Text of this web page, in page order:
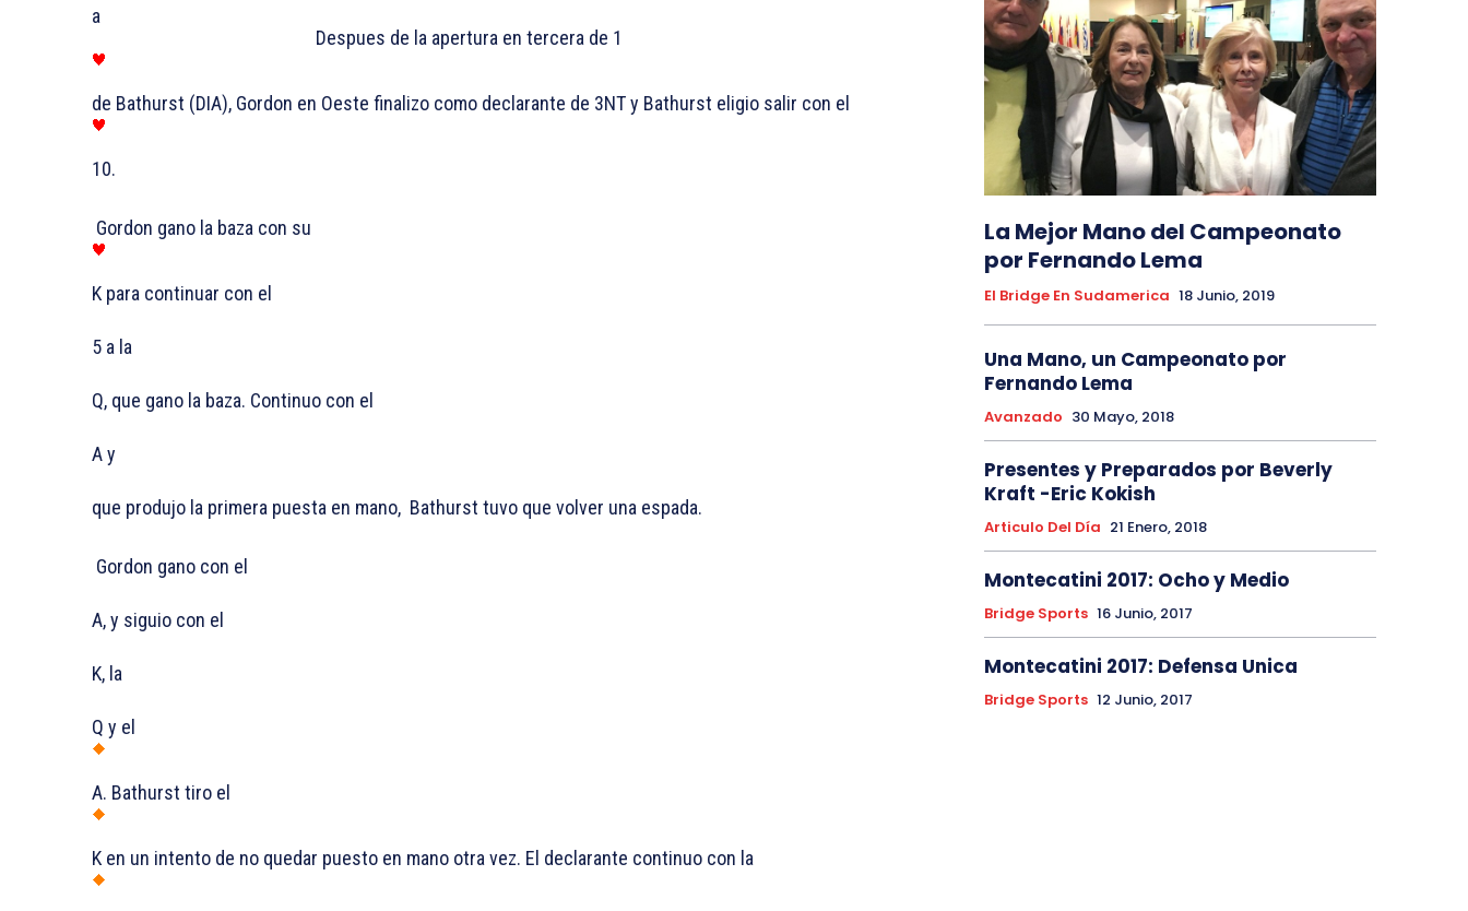
Despues de la apertura en tercera de 1
de Bathurst (DIA), Gordon en Oeste finalizo como declarante de 3NT y Bathurst eligio salir con el
10.
Gordon gano la baza con su
K para continuar con el
5 a la
Q, que gano la baza. Continuo con el
A y
que produjo la primera puesta en mano, Bathurst tuvo que volver una espada.
Gordon gano con el
A, y siguio con el
K, la
Q y el
A. Bathurst tiro el
K en un intento de no quedar puesto en mano otra vez. El declarante continuo con la
La Mejor Mano del Campeonato
por Fernando Lema
El Bridge En Sudamerica 18 Junio, 2019
Una Mano, un Campeonato por
Fernando Lema
Avanzado 30 Mayo, 2018
Presentes y Preparados por Beverly
Kraft -Eric Kokish
Articulo Del Día 21 Enero, 2018
Montecatini 2017: Ocho y Medio
Bridge Sports 16 Junio, 2017
Montecatini 2017: Defensa Unica
Bridge Sports 12 Junio, 2017